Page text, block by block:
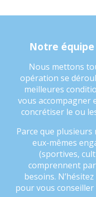
Notre
Nous mettons
opération se
meilleures
vous accompagner
concrétiser le ou
Parce que
eux-mêmes
(sportives,
comprennent
besoins.
pour vous conseiller